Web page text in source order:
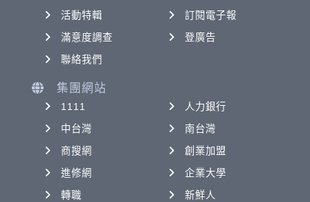
活動特輯
訂閱電子報
滿意度調查
登廣告
聯絡我們
集團網站
1111
人力銀行
中台灣
南台灣
商搜網
創業加盟
進修網
企業大學
轉職
新鮮人